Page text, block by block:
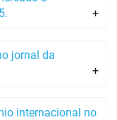
jornal da
internacional no